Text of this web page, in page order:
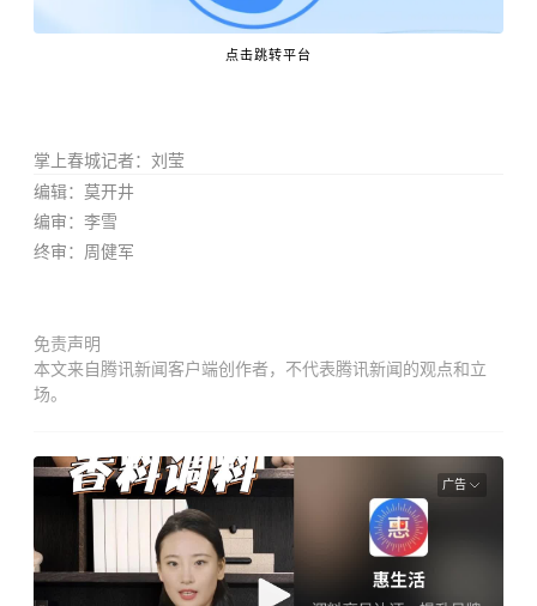
点击跳转平台
掌上春城记者：刘莹
编辑：莫开井
编审：李雪
终审：周健军
免责声明
本文来自腾讯新闻客户端创作者，不代表腾讯新闻的观点和立
场。
广告